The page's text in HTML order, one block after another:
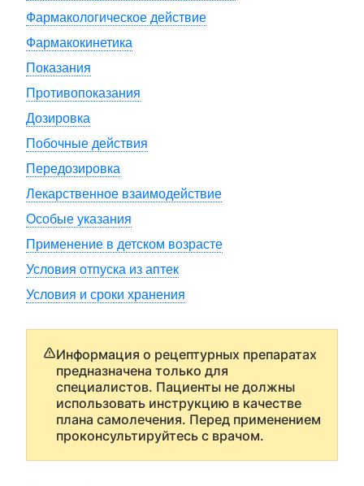
Фармакологическое действие
Фармакокинетика
Показания
Противопоказания
Дозировка
Побочные действия
Передозировка
Лекарственное взаимодействие
Особые указания
Применение в детском возрасте
Условия отпуска из аптек
Условия и сроки хранения
Информация о рецептурных препаратах
предназначена только для
специалистов. Пациенты не должны
использовать инструкцию в качестве
плана самолечения. Перед применением
проконсультируйтесь с врачом.